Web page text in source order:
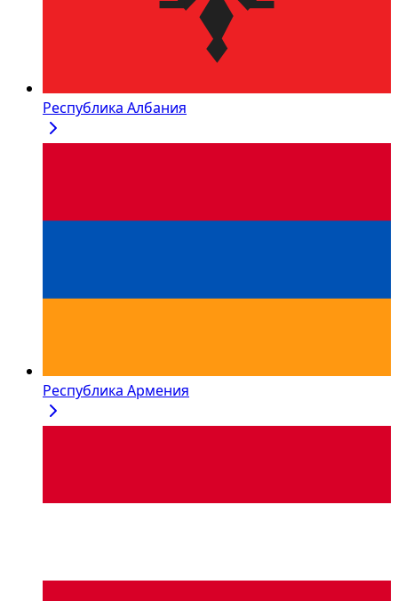
Республика Албания
Республика Армения